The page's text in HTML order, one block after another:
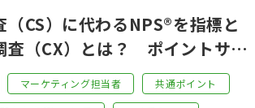
CS）に代わるNPS®を指標と
査（CX）とは？ ポイントサー
実施方法も徹底解説。
マーケティング担当者 共通ポイント